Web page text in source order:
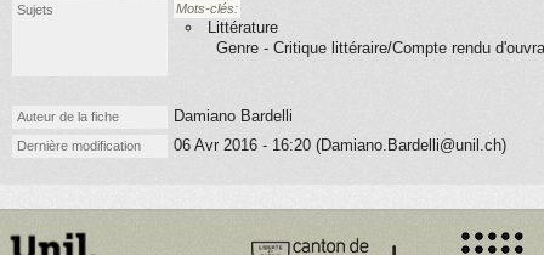
Sujets Mots-clés:
Littérature
Genre - Critique littéraire/Compte rendu
Auteur de la fiche Damiano Bardelli
Dernière modification 06 Avr 2016 - 16:20 (Damiano.Bardelli@unil.ch)